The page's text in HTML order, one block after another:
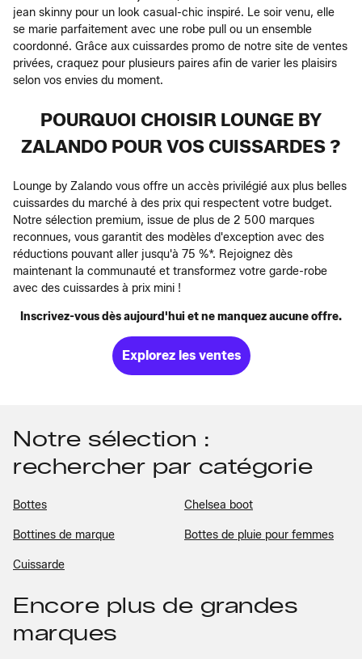
jean skinny pour un look casual-chic inspiré. Le soir venu, elle
se marie parfaitement avec une robe pull ou un ensemble
coordonné. Grâce aux cuissardes promo de notre site de ventes
privées, craquez pour plusieurs paires afin de varier les plaisirs
selon vos envies du moment.
POURQUOI CHOISIR LOUNGE BY
ZALANDO POUR VOS CUISSARDES ?
Lounge by Zalando vous offre un accès privilégié aux plus belles
cuissardes du marché à des prix qui respectent votre budget.
Notre sélection premium, issue de plus de 2 500 marques
reconnues, vous garantit des modèles d'exception avec des
réductions pouvant aller jusqu'à 75 %*. Rejoignez dès
maintenant la communauté et transformez votre garde-robe
avec des cuissardes à prix mini !
Inscrivez-vous dès aujourd'hui et ne manquez aucune offre.
Explorez les ventes
Notre sélection :
rechercher par catégorie
Bottes Chelsea boot
Bottines de marque Bottes de pluie pour femmes
Cuissarde
Encore plus de grandes
marques